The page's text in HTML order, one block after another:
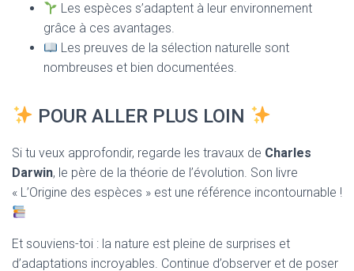
Les espèces s’adaptent à leur environnement
grâce à ces avantages.
Les preuves de la sélection naturelle sont
nombreuses et bien documentées.
POUR ALLER PLUS LOIN
Si tu veux approfondir, regarde les travaux de Charles
Darwin, le père de la théorie de l’évolution. Son livre
« L’Origine des espèces » est une référence incontournable !
Et souviens-toi : la nature est pleine de surprises et
d’adaptations incroyables. Continue d’observer et de poser